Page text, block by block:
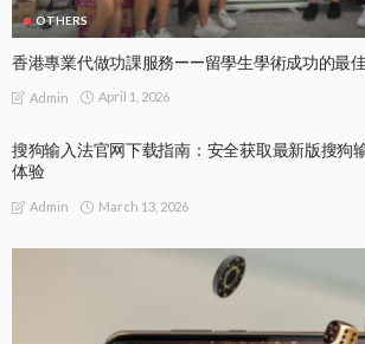
OTHERS
香港專業代做功課服務——留學生學術成功的最
Admin April 1, 2026
搜狗输入法官网下载指南：安全获取最新版搜狗
体验
Admin March 13, 2026